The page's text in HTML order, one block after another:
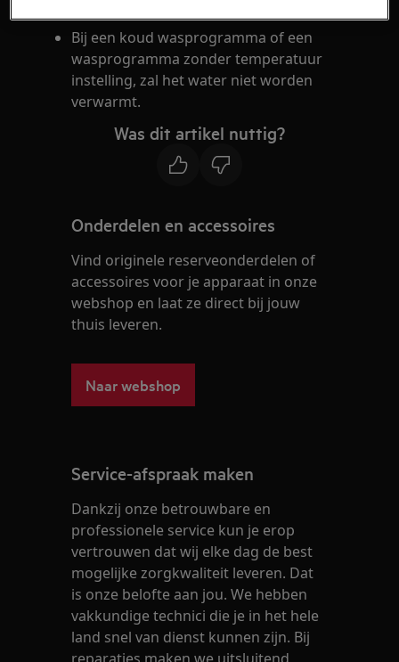
Bij een koud wasprogramma of een
wasprogramma zonder temperatuur
instelling, zal het water niet worden
verwarmt.
Was dit artikel nuttig?
Onderdelen en accessoires
Vind originele reserveonderdelen of
accessoires voor je apparaat in onze
webshop en laat ze direct bij jouw
thuis leveren.
Naar webshop
Service-afspraak maken
Dankzij onze betrouwbare en
professionele service kun je erop
vertrouwen dat wij elke dag de best
mogelijke zorgkwaliteit leveren. Dat
is onze belofte aan jou. We hebben
vakkundige technici die je in het hele
land snel van dienst kunnen zijn. Bij